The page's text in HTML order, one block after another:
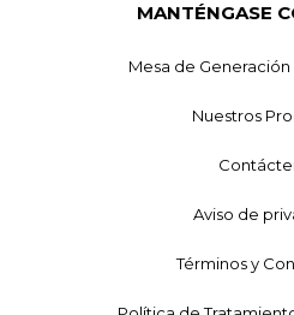
MANTÉNGASE
Mesa de
Nuestros
Aviso de
Términos y